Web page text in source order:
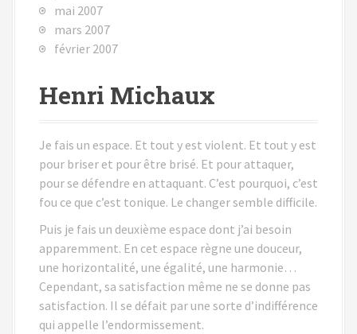
mai 2007
mars 2007
février 2007
Henri Michaux
Je fais un espace. Et tout y est violent. Et tout y est
pour briser et pour être brisé. Et pour attaquer,
pour se défendre en attaquant. C’est pourquoi, c’est
fou ce que c’est tonique. Le changer semble difficile.
Puis je fais un deuxième espace dont j’ai besoin
apparemment. En cet espace règne une douceur,
une horizontalité, une égalité, une harmonie…
Cependant, sa satisfaction même ne se donne pas
satisfaction. Il se défait par une sorte d’indifférence
qui appelle l’endormissement.